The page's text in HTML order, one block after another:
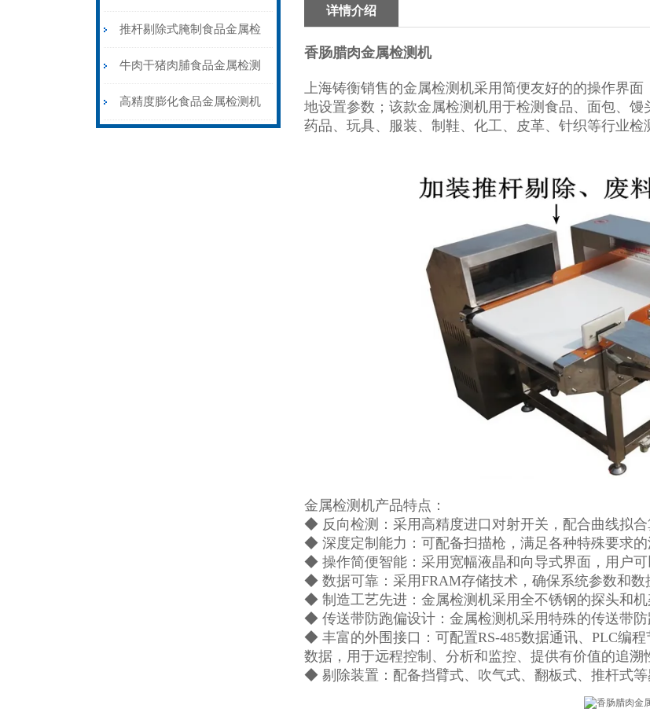
推杆剔除式
推杆剔除式腌制食品金属检
测机液晶显示屏
牛肉干猪肉脯食品金属检测
机皮带输送剔除式
高精度膨化食品金属检测机
详情介绍
香肠腊肉金属检测机
上海铸衡销售的金属检测机采用简便友好的的操作界
地设置参数；该款金属检测机用于检测食品、面包、
药品、玩具、服装、制鞋、化工、皮革、针织等行业检
金属检测机产品特点：
◆ 反向检测：采用高精度进口对射开关，配合曲线拟
◆ 深度定制能力：可配备扫描枪，满足各种特殊要求
◆ 操作简便智能：采用宽幅液晶和向导式界面，用户
◆ 数据可靠：采用FRAM存储技术，确保系统参数和数
◆ 制造工艺先进：金属检测机采用全不锈钢的探头和
◆ 传送带防跑偏设计：金属检测机采用特殊的传送带
◆ 丰富的外围接口：可配置RS-485数据通讯、PLC编
数据，用于远程控制、分析和监控、提供有价值的追溯
◆ 剔除装置：配备挡臂式、吹气式、翻板式、推杆式等